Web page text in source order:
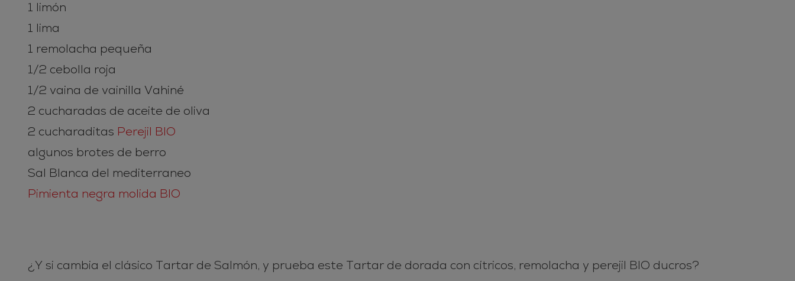
1 limón
1 lima
1 remolacha pequeña
1/2 cebolla roja
1/2 vaina de vainilla Vahiné
2 cucharadas de aceite de oliva
2 cucharaditas Perejil BIO
algunos brotes de berro
Sal Blanca del mediterraneo
Pimienta negra molida BIO
¿Y si cambia el clásico Tartar de Salmón, y prueba este Tartar de dorada con cítricos, remolacha y perejil BIO ducros?